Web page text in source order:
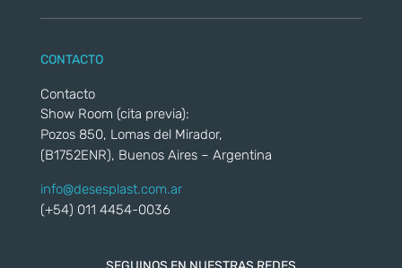
CONTACTO
Contacto
Show Room (cita previa):
Pozos 850, Lomas del Mirador,
(B1752ENR), Buenos Aires – Argentina
info@desesplast.com.ar
(+54) 011 4454-0036